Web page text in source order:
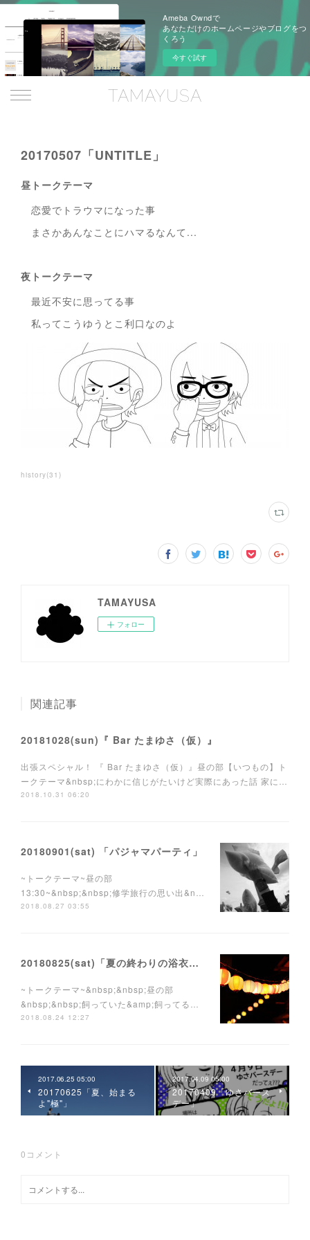
Ameba Owndで
あなただけのホームページやブログをつ
くろう
今すぐ試す
TAMAYUSA
20170507「UNTITLE」
昼トークテーマ
恋愛でトラウマになった事
まさかあんなことにハマるなんて...
夜トークテーマ
最近不安に思ってる事
私ってこうゆうとこ利口なのよ
history(31 )
TAMAYUSA
フォロー
関連記事
20181028(sun)『 Bar たまゆさ（仮）』
出張スペシャル！ 『 Bar たまゆさ（仮）』昼の部【いつもの】ト
ークテーマ&nbsp;にわかに信じがたいけど実際にあった話 家に…
2018.10.31 06:20
20180901(sat) 「パジャマパーティ」
~トークテーマ~昼の部
13:30~&nbsp;&nbsp;修学旅行の思い出&n…
2018.08.27 03:55
20180825(sat)「夏の終わりの浴衣祭り」
~トークテーマ~&nbsp;&nbsp;昼の部
&nbsp;&nbsp;飼っていた&amp;飼ってる…
2018.08.24 12:27
2017.06.25 05:00
20170625「夏、始まる
よ"極"」
2017.04.09 05:00
20170409「ゆさバース
デー」
0 コメント